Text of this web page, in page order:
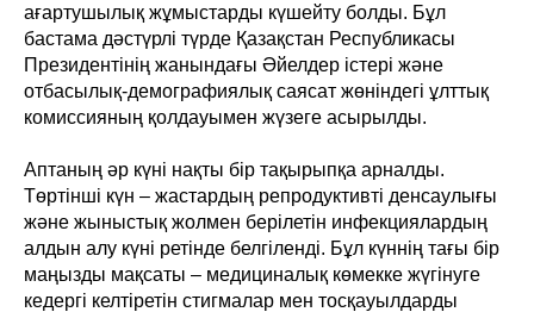
ағартушылық жұмыстарды күшейту болды. Бұл
бастама дәстүрлі түрде Қазақстан Республикасы
Президентінің жанындағы Әйелдер істері және
отбасылық-демографиялық саясат жөніндегі ұлттық
комиссияның қолдауымен жүзеге асырылды.
Аптаның әр күні нақты бір тақырыпқа арналды.
Төртінші күн – жастардың репродуктивті денсаулығы
және жыныстық жолмен берілетін инфекциялардың
алдын алу күні ретінде белгіленді. Бұл күннің тағы бір
маңызды мақсаты – медициналық көмекке жүгінуге
кедергі келтіретін стигмалар мен тосқауылдарды